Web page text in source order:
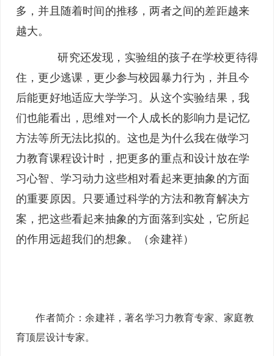
多，并且随着时间的推移，两者之间的差距越来
越大。
研究还发现，实验组的孩子在学校更待得
住，更少逃课，更少参与校园暴力行为，并且今
后能更好地适应大学学习。从这个实验结果，我
们也能看出，思维对一个人成长的影响力是记忆
方法等所无法比拟的。这也是为什么我在做学习
力教育课程设计时，把更多的重点和设计放在学
习心智、学习动力这些相对看起来更抽象的方面
的重要原因。只要通过科学的方法和教育解决方
案，把这些看起来抽象的方面落到实处，它所起
的作用远超我们的想象。（余建祥）
作者简介：余建祥，著名学习力教育专家、家庭教
育顶层设计专家。